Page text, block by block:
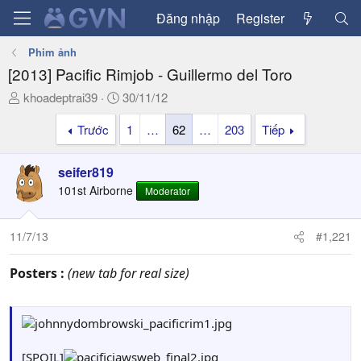
Đăng nhập Register
Phim ảnh
[2013] Pacific Rimjob - Guillermo del Toro
T
a
d
s
t
a
e
khoadeptrai39
N
g
à
y
i
30/11/12
Trước
1 … 62 … 203 Tiếp
seifer819
101st Airborne Moderator
11/7/13 #1,221
Posters : (new tab for real size)
[SPOIL]